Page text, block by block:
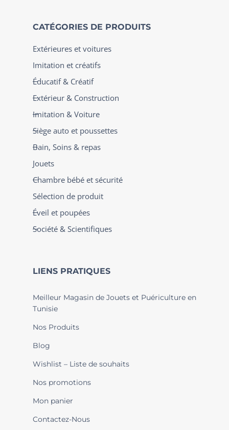
CATÉGORIES DE PRODUITS
Extérieures et voitures
Imitation et créatifs
Éducatif & Créatif
Extérieur & Construction
Imitation & Voiture
Siège auto et poussettes
Bain, Soins & repas
Jouets
Chambre bébé et sécurité
Sélection de produit
Éveil et poupées
Société & Scientifiques
LIENS PRATIQUES
Meilleur Magasin de Jouets et Puériculture en
Tunisie
Nos Produits
Blog
Wishlist – Liste de souhaits
Nos promotions
Mon panier
Contactez-Nous